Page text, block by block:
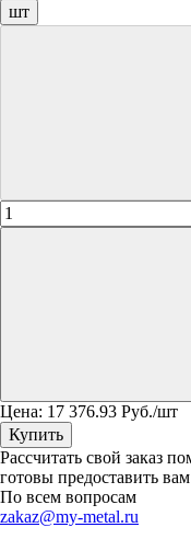
шт
Цена: 17 376.93 Руб./шт
Купить
Рассчитать свой заказ
готовы предоставить
По всем вопросам
zakaz@my-metal.ru